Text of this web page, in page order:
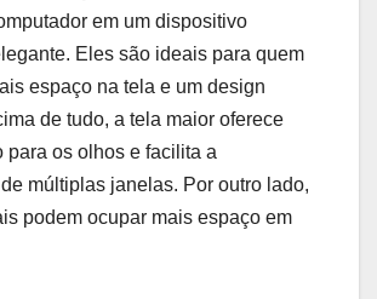
em um dispositivo
Eles são ideais para quem
espaço na tela e um design
de tudo, a tela maior oferece
para os olhos e facilita a
múltiplas janelas. Por outro lado,
podem ocupar mais espaço em